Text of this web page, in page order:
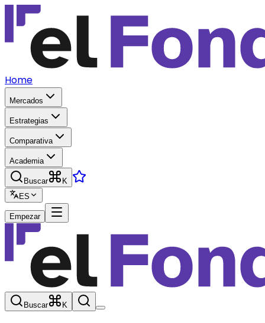
Home
Mercados
Estrategias
Comparativa
Academia
Buscar
K
ES
Empezar
Buscar K